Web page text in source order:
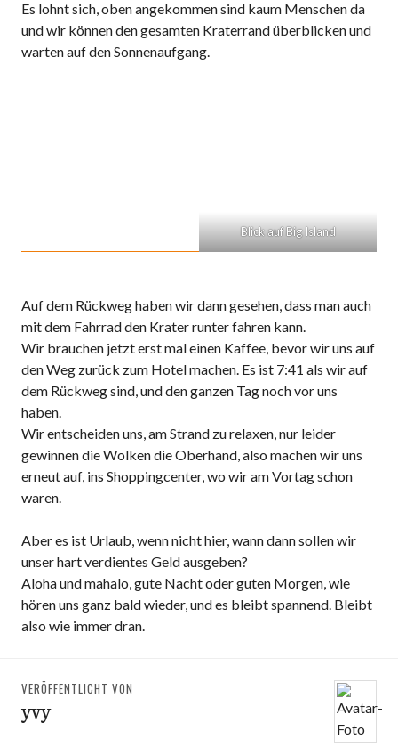
Es lohnt sich, oben angekommen sind kaum Menschen da
und wir können den gesamten Kraterrand überblicken und
warten auf den Sonnenaufgang.
Blick auf Big Island
Auf dem Rückweg haben wir dann gesehen, dass man auch
mit dem Fahrrad den Krater runter fahren kann.
Wir brauchen jetzt erst mal einen Kaffee, bevor wir uns auf
den Weg zurück zum Hotel machen. Es ist 7:41 als wir auf
dem Rückweg sind, und den ganzen Tag noch vor uns
haben.
Wir entscheiden uns, am Strand zu relaxen, nur leider
gewinnen die Wolken die Oberhand, also machen wir uns
erneut auf, ins Shoppingcenter, wo wir am Vortag schon
waren.
Aber es ist Urlaub, wenn nicht hier, wann dann sollen wir
unser hart verdientes Geld ausgeben?
Aloha und mahalo, gute Nacht oder guten Morgen, wie
hören uns ganz bald wieder, und es bleibt spannend. Bleibt
also wie immer dran.
VERÖFFENTLICHT VON
yvy